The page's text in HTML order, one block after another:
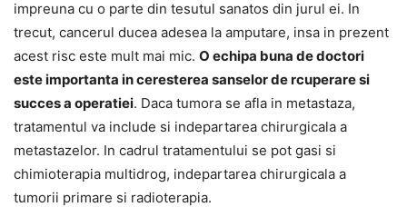
impreuna cu o parte din tesutul sanatos din jurul ei. In
trecut, cancerul ducea adesea la amputare, insa in prezent
acest risc este mult mai mic. O echipa buna de doctori
este importanta in ceresterea sanselor de rcuperare si
succes a operatiei. Daca tumora se afla in metastaza,
tratamentul va include si indepartarea chirurgicala a
metastazelor. In cadrul tratamentului se pot gasi si
chimioterapia multidrog, indepartarea chirurgicala a
tumorii primare si radioterapia.